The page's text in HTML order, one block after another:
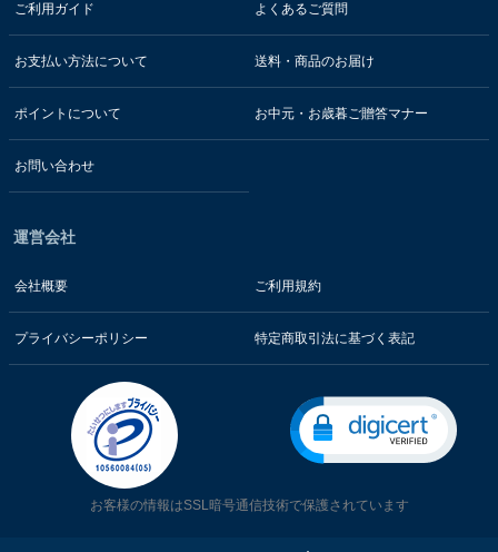
ご利用ガイド よくあるご質問
お支払い方法について 送料・商品のお届け
ポイントについて お中元・お歳暮ご贈答マナー
お問い合わせ
運営会社
会社概要 ご利用規約
プライバシーポリシー 特定商取引法に基づく表記
お客様の情報はSSL暗号通信技術で保護されています